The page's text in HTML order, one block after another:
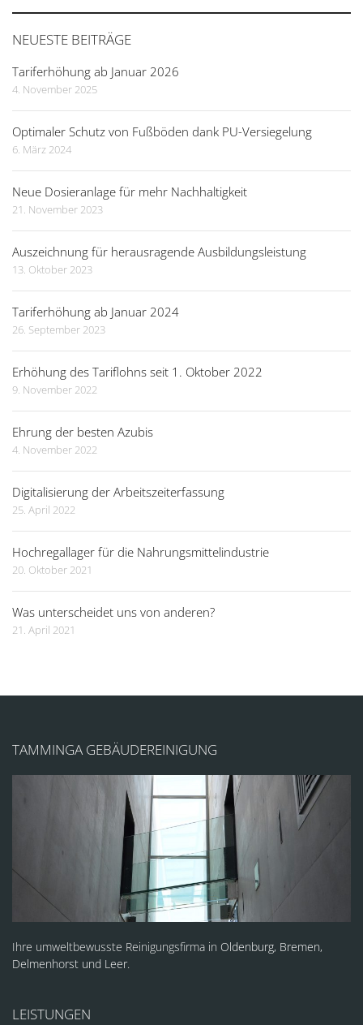
navigation
NEUESTE BEITRÄGE
Tariferhöhung ab Januar 2026
4. November 2025
Optimaler Schutz von Fußböden dank PU-Versiegelung
6. März 2024
Neue Dosieranlage für mehr Nachhaltigkeit
21. November 2023
Auszeichnung für herausragende Ausbildungsleistung
13. Oktober 2023
Tariferhöhung ab Januar 2024
26. September 2023
Erhöhung des Tariflohns seit 1. Oktober 2022
9. November 2022
Ehrung der besten Azubis
4. November 2022
Digitalisierung der Arbeitszeiterfassung
25. April 2022
Hochregallager für die Nahrungsmittelindustrie
20. Oktober 2021
Was unterscheidet uns von anderen?
21. April 2021
TAMMINGA GEBÄUDEREINIGUNG
Ihre umweltbewusste Reinigungsfirma in Oldenburg, Bremen,
Delmenhorst und Leer.
LEISTUNGEN